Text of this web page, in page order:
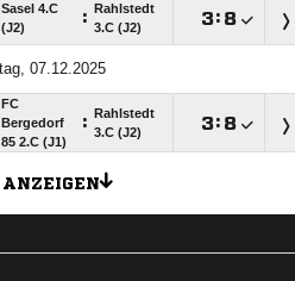
Sasel 4.C
(J2)
:
Rahlstedt
3.C (J2)
: 
07.12.2025
FC
Bergedorf
85 2.C (J1)
:
Rahlstedt
3.C (J2)
: 